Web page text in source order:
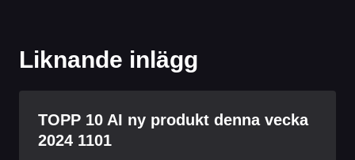
Liknande inlägg
TOPP 10 AI ny produkt denna vecka
2024 1101